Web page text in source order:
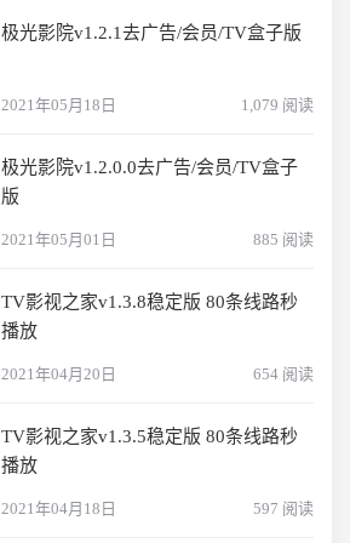
极光影院v1.2.1去广告/会员/TV盒子版
2021年05月18日 1,079 阅读
极光影院v1.2.0.0去广告/会员/TV盒子
版
2021年05月01日 885 阅读
TV影视之家v1.3.8稳定版 80条线路秒
播放
2021年04月20日 654 阅读
TV影视之家v1.3.5稳定版 80条线路秒
播放
2021年04月18日 597 阅读